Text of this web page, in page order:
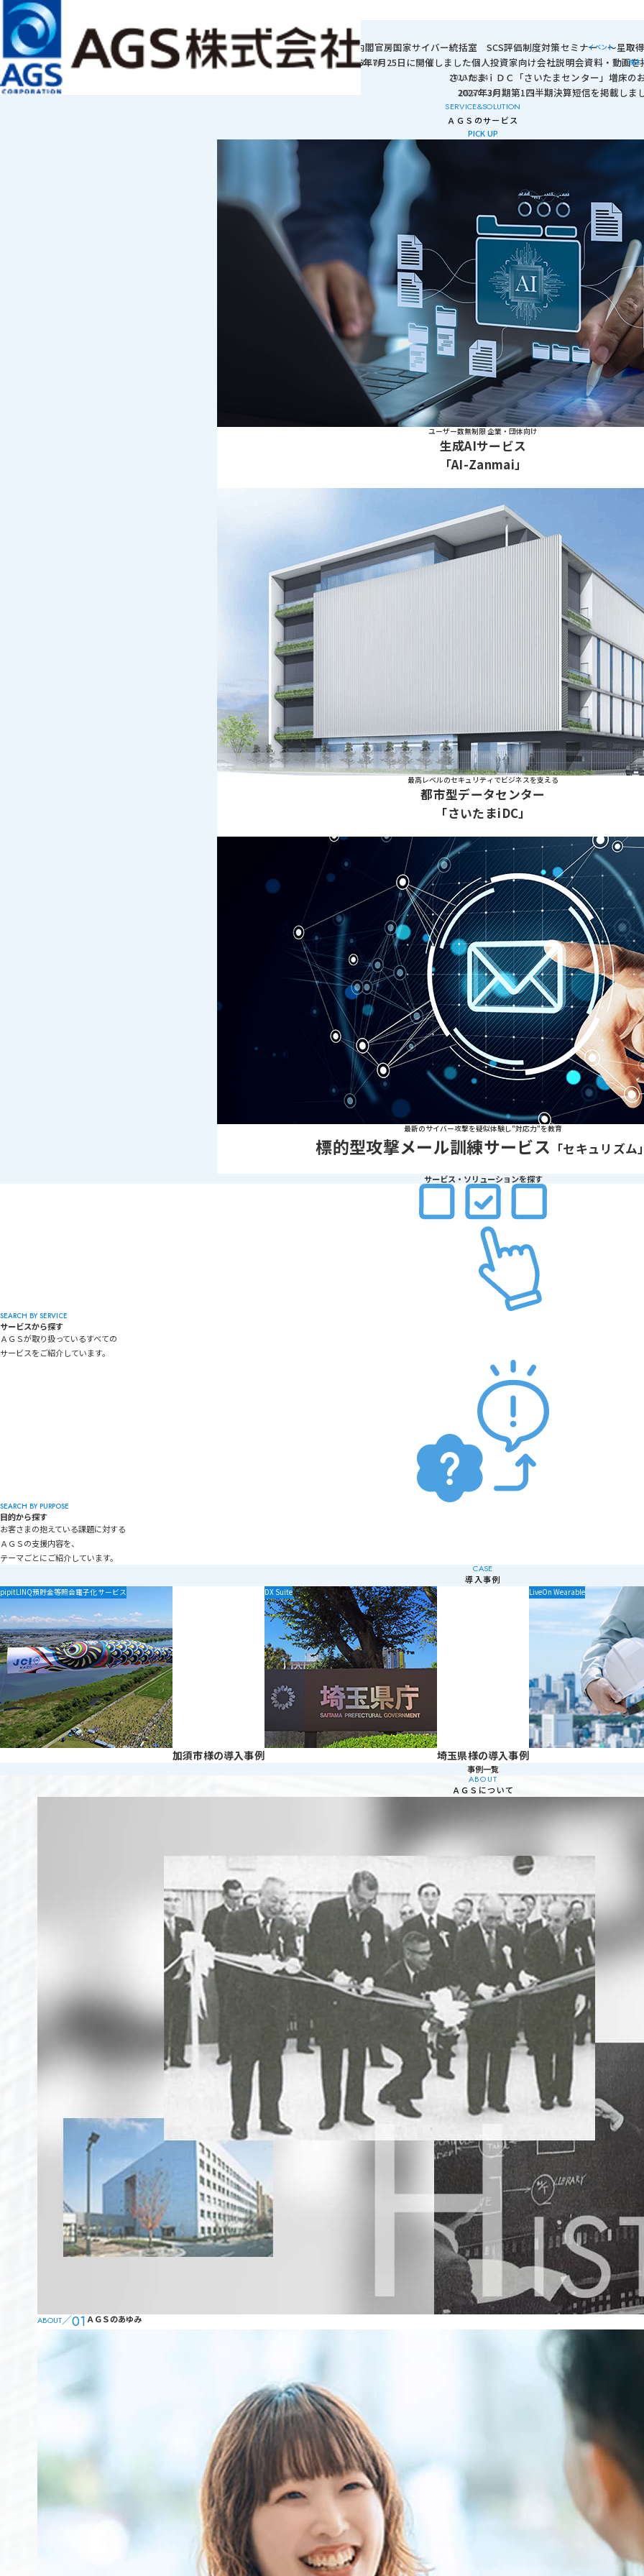
メインコンテンツまでスキップ
お問い合わせ
サービス・ソリューション
NEWS
トピックス一覧
IRニュース一覧
2026.08.06 イベント
2026年8月26日に「経産省・内閣官房国家サイバー統括室 SCS評価制度対策セミナー ～星取
2026.08.06 株主
2026年7月25日に開催しました個人投資家向け会社説明会資料・動画
2026.08.04
さいたまｉＤＣ「さいたまセンター」増床の
2026.07.30
2027年3月期第1四半期決算短信を掲載しま
SERVICE&SOLUTION
ＡＧＳのサービス
PICK UP
「ユーザー数無制限 企業・団体向け生成AIサービス「AI-Zanmai」」に遷移する
ユーザー数無制限 企業・団体向け
生成AIサービス
「AI-Zanmai」
最高レベルのセキュリティでビジネスを支える
都市型データセンター
「さいたまiDC」
「最新のサイバー攻撃を疑似体験し"対応力"を教育標的型攻撃メール訓練サービス「セキュリズム」」に遷移する
最新のサイバー攻撃を疑似体験し"対応力"を教育
標的型攻撃メール訓練サービス 「セキュリズム
サービス・ソリューションを探す
SEARCH BY SERVICE
サービスから探す
ＡＧＳが取り扱っているすべての
サービスをご紹介しています。
SEARCH BY PURPOSE
目的から探す
お客さまの抱えている課題に対する
ＡＧＳの支援内容を、
テーマごとにご紹介しています。
CASE
導入事例
pipitLINQ預貯金等照会電子化サービス
「加須市様の導入事例」の記事を読む
加須市様の導入事例
DX Suite
「埼玉県様の導入事例」の記事を読む
埼玉県様の導入事例
LiveOn Wearable
「鈴木建設株式会社様の導入事
事例一覧
ABOUT
ＡＧＳについて
ABOUT／01 ＡＧＳのあゆみ